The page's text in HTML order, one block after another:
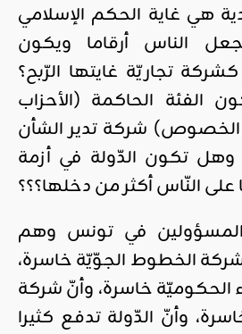
هي غاية الحكم الإسلامي
الناس أرقاما ويكون
تجاريّة غايتها الرّبح؟
الفئة الحاكمة (الأحزاب
شركة تدير الشأن
وهل تكون الدّولة في أزمة
النّاس أكثر من دخلها؟؟؟
المسؤولين في تونس وهم
الخطوط الجوّيّة خاسرة،
الحكوميّة خاسرة، وأنّ شركة
وأنّ الدّولة تدفع كثيرا